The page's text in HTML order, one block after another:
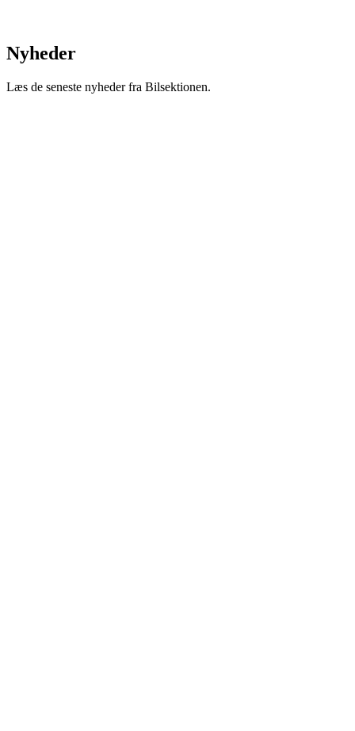
Nyheder
Læs de seneste nyheder fra Bilsektionen.